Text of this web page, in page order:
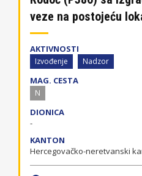
veze na postojeću
AKTIVNOSTI
Izvođenje Nadzor
MAG. CESTA
N
DIONICA
-
KANTON
Hercegovačko-neretvanski